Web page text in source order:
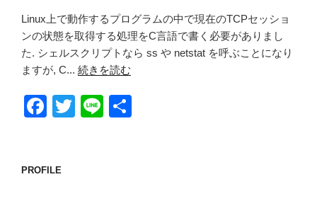
Linux上で動作するプログラムの中で現在のTCPセッショ
ンの状態を取得する処理をC言語で書く必要がありまし
た. シェルスクリプトなら ss や netstat を呼ぶことになり
ますが, C... 続きを読む
F
e
T
Li
PROFILE